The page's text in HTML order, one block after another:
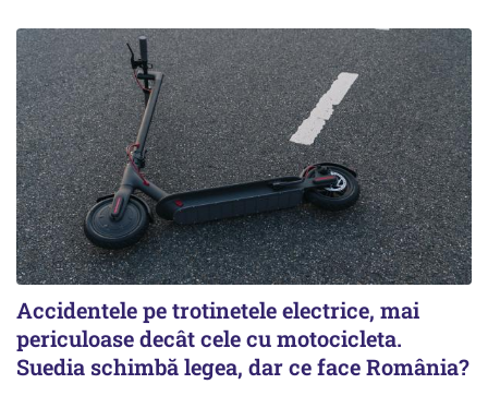
Accidentele pe trotinetele electrice, mai
periculoase decât cele cu motocicleta.
Suedia schimbă legea, dar ce face România?